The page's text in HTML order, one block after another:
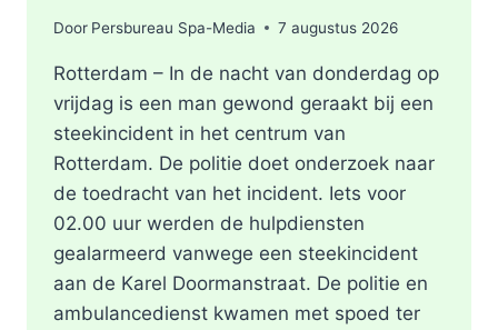
Door Persbureau Spa-Media 7 augustus 2026
Rotterdam – In de nacht van donderdag op
vrijdag is een man gewond geraakt bij een
steekincident in het centrum van
Rotterdam. De politie doet onderzoek naar
de toedracht van het incident. Iets voor
02.00 uur werden de hulpdiensten
gealarmeerd vanwege een steekincident
aan de Karel Doormanstraat. De politie en
ambulancedienst kwamen met spoed ter